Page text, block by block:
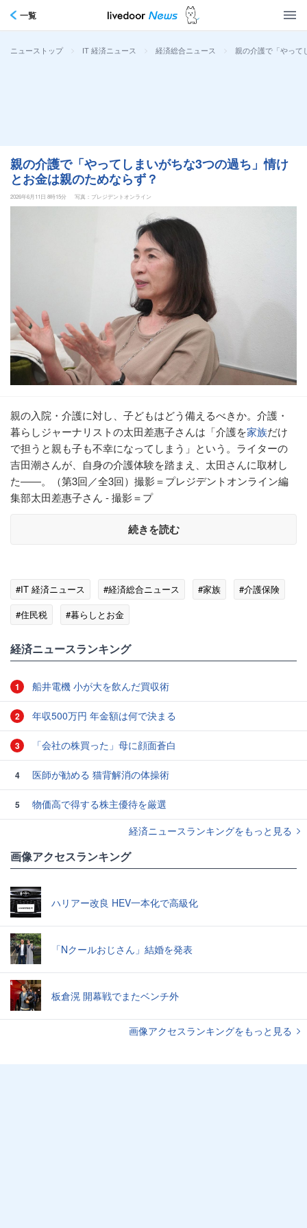
一覧
ニューストップ > IT 経済ニュース > 経済総合ニュース > 親の介護で「やって
親の介護で「やってしまいがちな3つの過ち」情け
とお金は親のためならず？
2026年6月11日 8時15分 写真：プレジデントオンライン
親の入院・介護に対し、子どもはどう備えるべきか。介護・
暮らしジャーナリストの太田差惠子さんは「介護を家族だけ
で担うと親も子も不幸になってしまう」という。ライターの
吉田潮さんが、自身の介護体験を踏まえ、太田さんに取材し
た――。（第3回／全3回）撮影＝プレジデントオンライン編
集部太田差惠子さん - 撮影＝プ
続きを読む
#IT 経済ニュース #経済総合ニュース #家族
#介護保険
#住民税
#暮らしとお金
経済ニュースランキング
1 船井電機 小が大を飲んだ買収術
2 年収500万円 年金額は何で決まる
3 「会社の株買った」母に顔面蒼白
4 医師が勧める 猫背解消の体操術
5
物価高で得する株主優待を厳選
経済ニュースランキングをもっと見る
画像アクセスランキング
ハリアー改良 HEV一本化で高級化
「Nクールおじさん」結婚を発表
板倉滉 開幕戦でまたベンチ外
画像アクセスランキングをもっと見る